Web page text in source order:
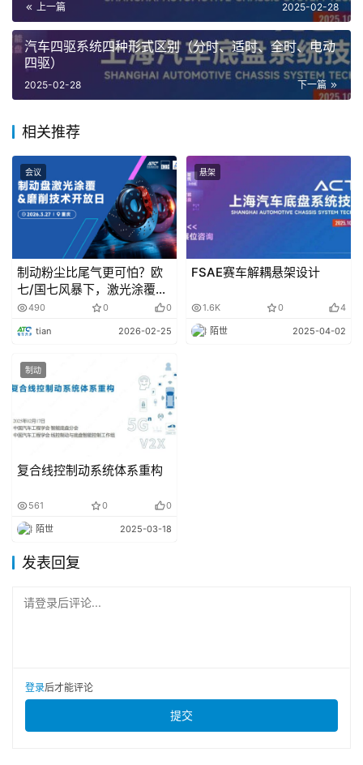
盘式制动器是由转子和卡钳组成，当刹车片与转子接触
时，就达到了减速的效果。
有些人可能会想，为什么不把前后刹车都做成一样的尺
寸。在保时捷 911 等后置发动机、后轮驱动车辆或采用中置
发动机布局的车辆中，前后制动器的尺寸差异可能很小，有
然而，对于典型的汽车来说，大尺寸后制动器可能会导
后轮可能会更容易抱死和打滑，从而导致车辆行为不稳定。
电子控制制动系统下制动力分配仍然保持不变
近年来，随着电子控制技术的发展，除了传统的机械制
上一篇 2025-02-28
汽车四驱系统四种形式区别（分时、适时、全时、电动
四驱）
下一篇
2025-02-28
相关推荐
会议
制动粉尘比尾气更可怕？欧
七/国七风暴下，激光涂覆&
磨削技术如何重塑制动产业
格局
490 0 0
tian 2026-02-25
悬架
FSAE赛车解耦悬架设计
1.6K 0 4
陌世 2025-04-02
制动
复合线控制动系统体系重构
561 0 0
陌世 2025-03-18
发表回复
请登录后评论...
登录后才能评论
提交